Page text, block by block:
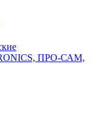
ПРО-САМ,